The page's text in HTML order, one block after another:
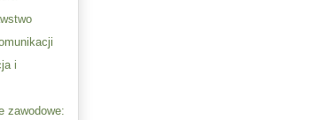
i
zawodowe: